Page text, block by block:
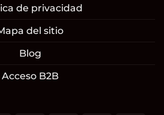
de privacidad
del sitio
Blog
Acceso B2B